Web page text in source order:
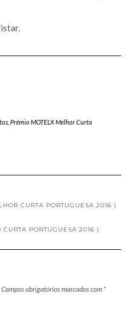
, Prémio MOTELX Melhor Curta
CURTA PORTUGUESA 2016 |
PORTUGUESA 2016 |
Campos obrigatórios marcados com *